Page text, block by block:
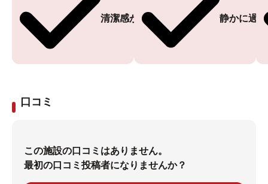
清潔感がある 静かに過
口コミ
この施設の口コミはありません。
最初の口コミ投稿者になりませんか？